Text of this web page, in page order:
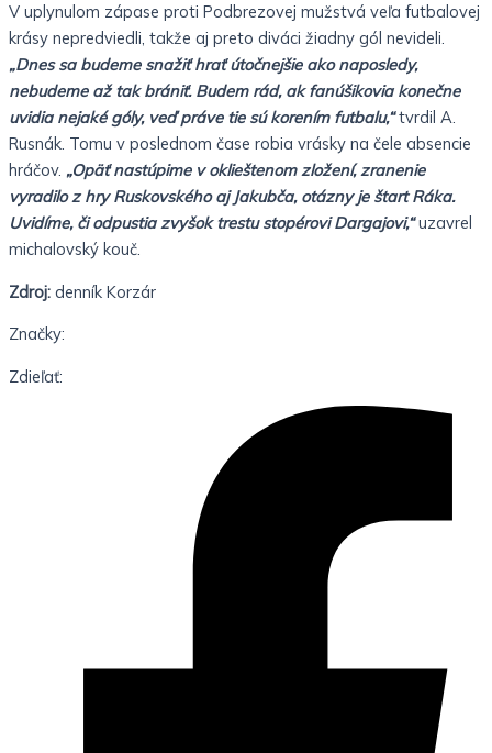
V uplynulom zápase proti Podbrezovej mužstvá veľa futbalovej
krásy nepredviedli, takže aj preto diváci žiadny gól nevideli.
„Dnes sa budeme snažiť hrať útočnejšie ako naposledy,
nebudeme až tak brániť. Budem rád, ak fanúšikovia konečne
uvidia nejaké góly, veď práve tie sú korením futbalu,“tvrdil A.
Rusnák. Tomu v poslednom čase robia vrásky na čele absencie
hráčov. „Opäť nastúpime v oklieštenom zložení, zranenie
vyradilo z hry Ruskovského aj Jakubča, otázny je štart Ráka.
Uvidíme, či odpustia zvyšok trestu stopérovi Dargajovi,“uzavrel
michalovský kouč.
Zdroj: denník Korzár
Značky:
Zdieľať: